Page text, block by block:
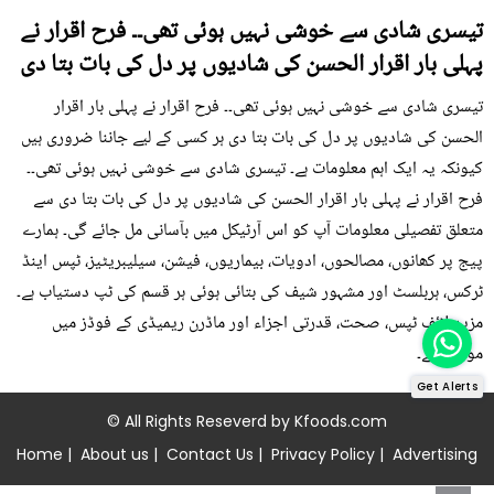
تیسری شادی سے خوشی نہیں ہوئی تھی۔۔ فرح اقرار نے
پہلی بار اقرار الحسن کی شادیوں پر دل کی بات بتا دی
تیسری شادی سے خوشی نہیں ہوئی تھی۔۔ فرح اقرار نے پہلی بار اقرار
الحسن کی شادیوں پر دل کی بات بتا دی ہر کسی کے لیے جاننا ضروری ہیں
کیونکہ یہ ایک اہم معلومات ہے۔ تیسری شادی سے خوشی نہیں ہوئی تھی۔۔
فرح اقرار نے پہلی بار اقرار الحسن کی شادیوں پر دل کی بات بتا دی سے
متعلق تفصیلی معلومات آپ کو اس آرٹیکل میں بآسانی مل جائے گی۔ ہمارے
پیج پر کھانوں، مصالحوں، ادویات، بیماریوں، فیشن، سیلیبریٹیز، ٹپس اینڈ
ٹرکس، ہربلسٹ اور مشہور شیف کی بتائی ہوئی ہر قسم کی ٹپ دستیاب ہے۔
مزید لائف ٹپس، صحت، قدرتی اجزاء اور ماڈرن ریمیڈی کے فوڈز میں
موجود ہے۔
© All Rights Reseverd by Kfoods.com
Home | About us | Contact Us | Privacy Policy | Advertising
Get Alerts